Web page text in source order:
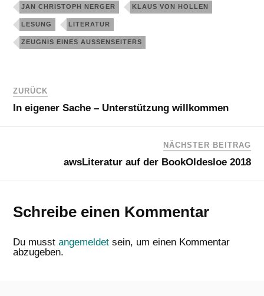
JAN CHRISTOPH NERGER KLAUS VON HOLLEN
LESUNG LITERATUR
ZEUGNIS EINES AUSSENSEITERS
ZURÜCK
In eigener Sache – Unterstützung willkommen
NÄCHSTER BEITRAG
awsLiteratur auf der BookOldesloe 2018
Schreibe einen Kommentar
Du musstangemeldet sein, um einen Kommentar
abzugeben.